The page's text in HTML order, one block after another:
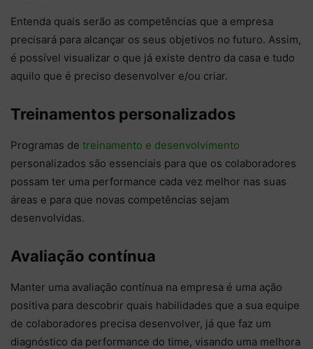
Entenda quais serão as competências que a empresa
precisará para alcançar os seus objetivos no futuro. Assim,
é possível visualizar o que já existe dentro da casa e tudo
aquilo que é preciso desenvolver e/ou criar.
Treinamentos personalizados
Programas de treinamento e desenvolvimento
personalizados são essenciais para que os colaboradores
possam ter uma performance cada vez melhor nas suas
áreas e para que novas competências sejam
desenvolvidas.
Avaliação contínua
Manter uma avaliação contínua na empresa é uma ação
positiva para descobrir quais habilidades que a sua equipe
de colaboradores precisa desenvolver, já que faz um
diagnóstico da performance do time, visando uma melhora